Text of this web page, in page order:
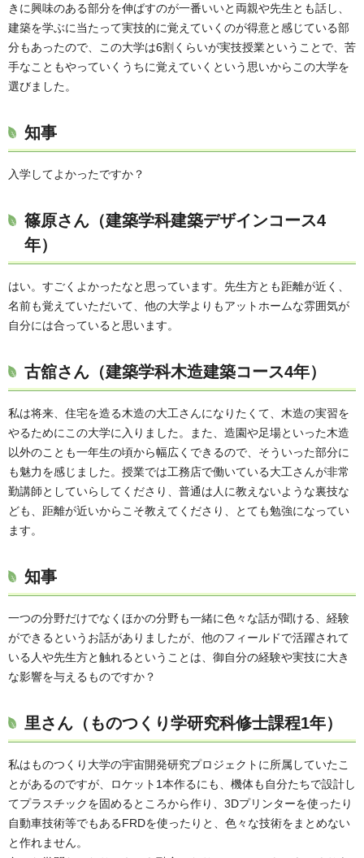
きに興味のある部分を伸ばすのが一番いいと両親や先生とも話し、
建築を学ぶに当たって実技的に覚えていくのが得意と感じている部
分もあったので、この大学は6割くらいが実技授業ということで、苦
手なこともやっていくうちに覚えていくという思いからこの大学を
選びました。
知事
入学してよかったですか？
篠原さん（建築学科建築デザインコース4
年）
はい。すごくよかったなと思っています。先生方とも距離が近く、
名前も覚えていただいて、他の大学よりもアットホームな雰囲気が
自分には合っていると思います。
古舘さん（建築学科木造建築コース4年）
私は将来、住宅を造る木造の大工さんになりたくて、木造の実習を
やるためにこの大学に入りました。また、造園や足場といった木造
以外のことも一年生の頃から幅広くできるので、そういった部分に
も魅力を感じました。授業では工務店で働いている大工さんが非常
勤講師としていらしてくださり、普通は人に教えないような裏技な
ども、距離が近いからこそ教えてくださり、とても勉強になってい
ます。
知事
一つの分野だけでなくほかの分野も一緒に色々な話が聞ける、経験
ができるというお話がありましたが、他のフィールドで活躍されて
いる人や先生方と触れるということは、御自分の経験や実技に大き
な影響を与えるものですか？
里さん（ものつくり学研究科修士課程1年）
私はものつくり大学の宇宙開発研究プロジェクトに所属していたこ
とがあるのですが、ロケット1本作るにも、機体も自分たちで設計し
てプラスチックを固めるところから作り、3Dプリンターを使ったり
自動車技術等でもあるFRDを使ったりと、色々な技術をまとめない
と作れません。